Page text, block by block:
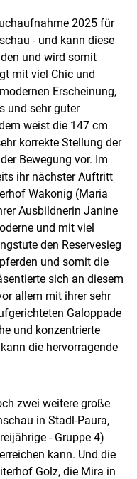
2025 für
- und kann diese
und wird somit
mit viel Chic und
Erscheinung,
und sehr guter
weist die 147 cm
korrekte Stellung der
Bewegung vor. Im
ihr nächster Auftritt
Wakonig (Maria
Ausbildnerin Janine
und mit viel
den Reservesieg
und somit die
sich an diesem
allem mit ihrer sehr
Galoppade
und konzentrierte
die hervorragende
zwei weitere große
in Stadl-Paura,
- Gruppe 4)
kann. Und die
Golz, die Mira in